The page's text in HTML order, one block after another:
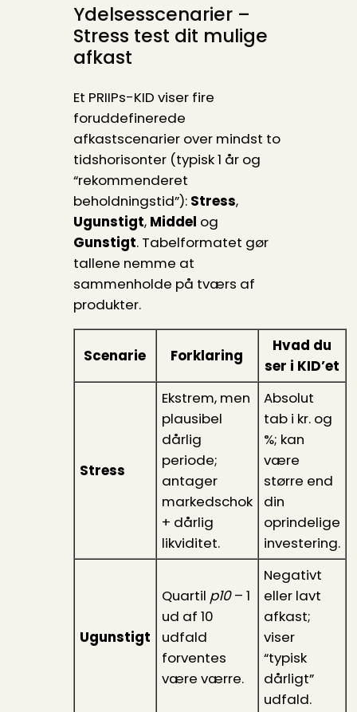
Ydelsesscenarier –
Stress test dit mulige
afkast
Et PRIIPs-KID viser fire
foruddefinerede
afkastscenarier over mindst to
tidshorisonter (typisk 1 år og
“rekommenderet
beholdningstid”): Stress,
Ugunstigt, Middel og
Gunstigt. Tabelformatet gør
tallene nemme at
sammenholde på tværs af
produkter.
Scenarie Forklaring
Hvad du
ser i KID’et
Stress
Ekstrem, men
plausibel
dårlig
periode;
antager
markedschok
+ dårlig
likviditet.
Absolut
tab i kr. og
%; kan
være
større end
din
oprindelige
investering.
Ugunstigt
Quartil p10– 1
ud af 10
udfald
forventes
være værre.
Negativt
eller lavt
afkast;
viser
“typisk
dårligt”
udfald.